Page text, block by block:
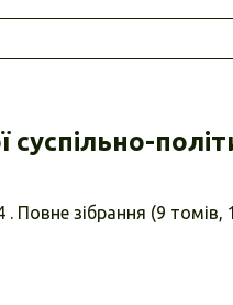
суспільно-
Повне зібрання (9 томів,